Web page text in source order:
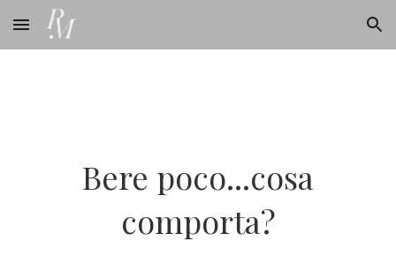
Skip to main content Skip to navigation
Bere poco...cosa
comporta?